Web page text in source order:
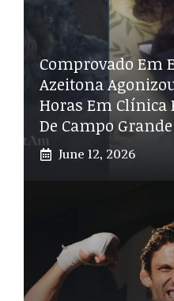
Comprovado Em
Azeitona
Horas Em Clínica
De Campo Grande
June 12, 2026